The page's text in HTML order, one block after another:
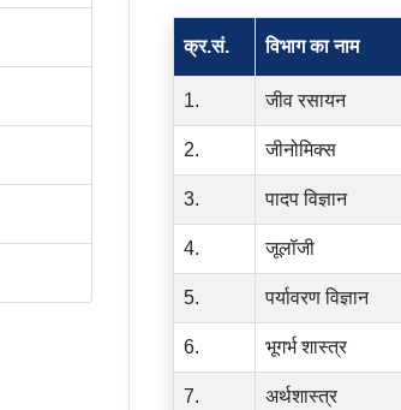
क्र.सं. विभाग का नाम
1. जीव रसायन
2. जीनोमिक्स
3. पादप विज्ञान
4. जूलॉजी
5. पर्यावरण विज्ञान
6. भूगर्भ शास्त्र
7. अर्थशास्त्र